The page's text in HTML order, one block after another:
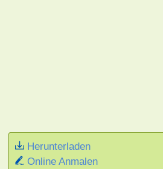
Herunterladen
Online Anmalen